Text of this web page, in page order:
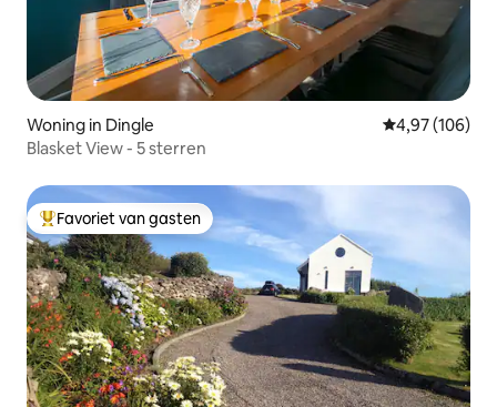
Woning in Dingle Gemiddelde
4,97 (106)
Blasket View - 5 sterren
Topfavoriet van gasten
Favoriet van gasten